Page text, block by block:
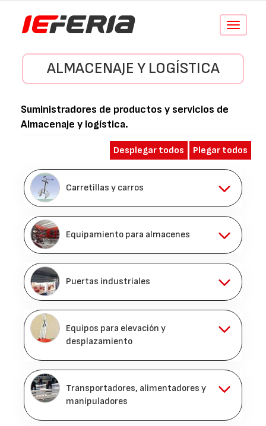
Conmutar
ALMACENAJE Y LOGÍSTICA
Suministradores de productos y servicios de
Almacenaje y logística.
Desplegar todos Plegar todos
Carretillas y carros
Equipamiento para almacenes
Puertas industriales
Equipos para elevación y
desplazamiento
Transportadores, alimentadores y
manipuladores